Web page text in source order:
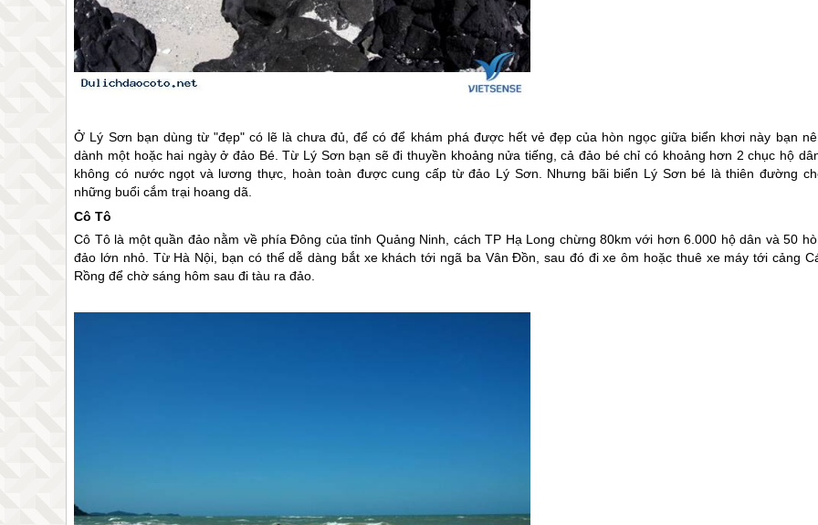
Ở Lý Sơn bạn dùng từ "đẹp" có lẽ là chưa đủ, để có để khám phá được hết vẻ đẹp của hòn ngọc giữa biển khơi này bạn
dành một hoặc hai ngày ở đảo Bé. Từ Lý Sơn bạn sẽ đi thuyền khoảng nửa tiếng, cả đảo bé chỉ có khoảng hơn 2 chục hộ
không có nước ngọt và lương thực, hoàn toàn được cung cấp từ đảo Lý Sơn. Nhưng bãi biển Lý Sơn bé là thiên đường
những buổi cắm trại hoang dã.
Cô Tô
Cô Tôlà một quần đảo nằm về phía Đông của tỉnh Quảng Ninh, cách TP Hạ Long chừng 80km với hơn 6.000 hộ dân và 50
đảo lớn nhỏ. Từ Hà Nội, bạn có thể dễ dàng bắt xe khách tới ngã ba Vân Đồn, sau đó đi xe ôm hoặc thuê xe máy tới cảng
Rồng để chờ sáng hôm sau đi tàu ra đảo.